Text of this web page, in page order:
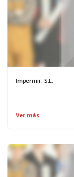
Impermir, S.L.
Ver más